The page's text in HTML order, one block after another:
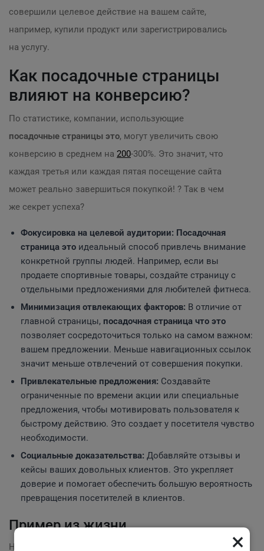
совершили целевое действие на вашем сайте,
например, купили продукт или зарегистрировались
на услугу.
Как посадочные страницы
влияют на конверсию?
По статистике, компании, использующие
посадочные страницы это, могут увеличить свою
конверсию в среднем на 200-300%. Это значит, что
каждая третья или каждая пятая посещение сайта
может реально завершиться покупкой! ? Так в чем
же секрет успеха?
Фокусировка на целевой аудитории: Посадочная
страница это идеальный способ привлечь внимание
конкретной группы людей. Например, если вы
продаете спортивные товары, создайте страницу с
отдельными предложениями для любителей фитнеса.
Минимизация отвлекающих факторов: В отличие от
главной страницы, посадочная страница что это
позволяет сосредоточиться только на самом важном:
вашем предложении. Меньше навигационных ссылок
значит меньше отвлечений от совершения покупки.
Привлекательные предложения: Создавайте
ограниченные по времени акции или специальные
предложения, чтобы мотивировать пользователя к
быстрому действию. Это создает у посетителя чувство
необходимости.
Социальные доказательства: Добавляйте отзывы и
кейсы ваших довольных клиентов. Это укрепляет
доверие и помогает обеспечить большую вероятность
превращения посетителей в клиентов.
Пример из жизни
Недавно одна компания из сферы онлайн-торговли
×